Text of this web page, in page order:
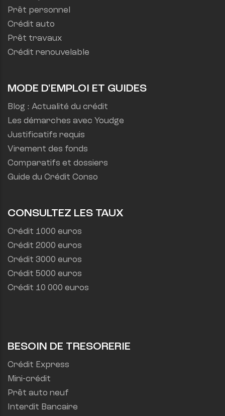
Prêt personnel
Crédit auto
Prêt travaux
Crédit renouvelable
MODE D'EMPLOI ET GUIDES
Blog : Actualité du crédit
Les démarches avec Youdge
Justificatifs requis
Virement des fonds
Comparatifs et dossiers
Guide du Crédit Conso
CONSULTEZ LES TAUX
Crédit 1000 euros
Crédit 2000 euros
Crédit 3000 euros
Crédit 5000 euros
Crédit 10 000 euros
BESOIN DE TRESORERIE
Crédit Express
Mini-crédit
Prêt auto neuf
Interdit Bancaire